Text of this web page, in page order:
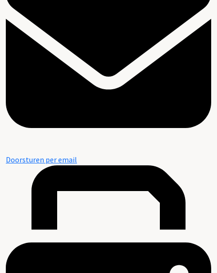
Doorsturen per email